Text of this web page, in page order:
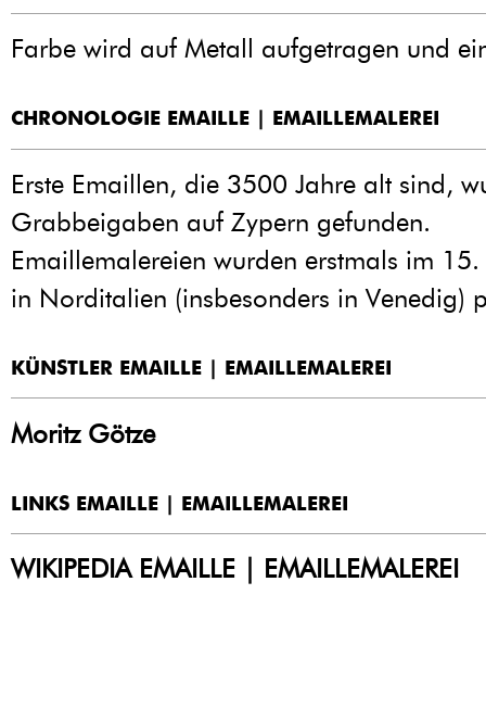
Farbe wird auf Metall aufgetragen und
CHRONOLOGIE EMAILLE | EMAILLEMALEREI
Erste Emaillen, die 3500 Jahre alt sind,
Grabbeigaben auf Zypern gefunden.
Emaillemalereien wurden erstmals im
in Norditalien (insbesonders in Venedig)
KÜNSTLER EMAILLE | EMAILLEMALEREI
Moritz Götze
LINKS EMAILLE | EMAILLEMALEREI
WIKIPEDIA EMAILLE | EMAILLEMALEREI